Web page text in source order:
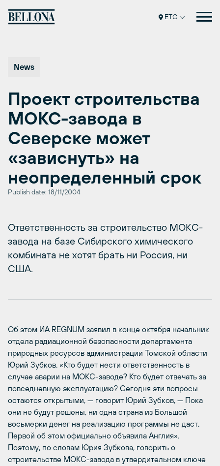
ETC
News
Проект строительства
МОКС-завода в
Северске может
«зависнуть» на
неопределенный срок
Publish date: 18/11/2004
Ответственность за строительство МОКС-
завода на базе Сибирского химического
комбината не хотят брать ни Россия, ни
США.
Об этом ИА REGNUM заявил в конце октября начальник
отдела радиационной безопасности департамента
природных ресурсов администрации Томской области
Юрий Зубков. «Кто будет нести ответственность в
случае аварии на МОКС-заводе? Кто будет отвечать за
повседневную эксплуатацию? Сегодня эти вопросы
остаются открытыми, — говорит Юрий Зубков, — Пока
они не будут решены, ни одна страна из Большой
восьмерки денег на реализацию программы не даст.
Первой об этом официально объявила Англия».
Поэтому, по словам Юрия Зубкова, говорить о
строительстве МОКС-завода в утвердительном ключе